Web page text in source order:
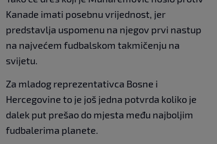
Kanade imati posebnu vrijednost, jer
predstavlja uspomenu na njegov prvi nastup
na najvećem fudbalskom takmičenju na
svijetu.
Za mladog reprezentativca Bosne i
Hercegovine to je još jedna potvrda koliko je
dalek put prešao do mjesta među najboljim
fudbalerima planete.